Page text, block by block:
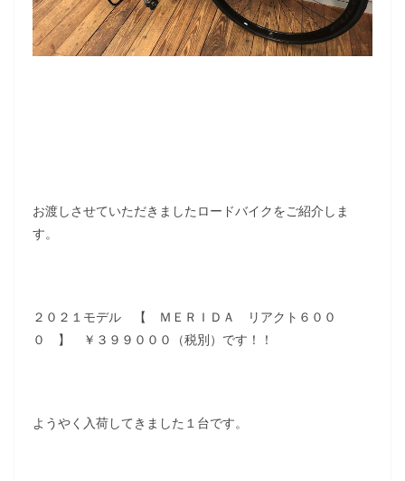
お渡しさせていただきましたロードバイクをご紹介しま
す。
２０２１モデル 【 ＭＥＲＩＤＡ リアクト６００
０ 】 ￥３９９０００（税別）です！！
ようやく入荷してきました１台です。